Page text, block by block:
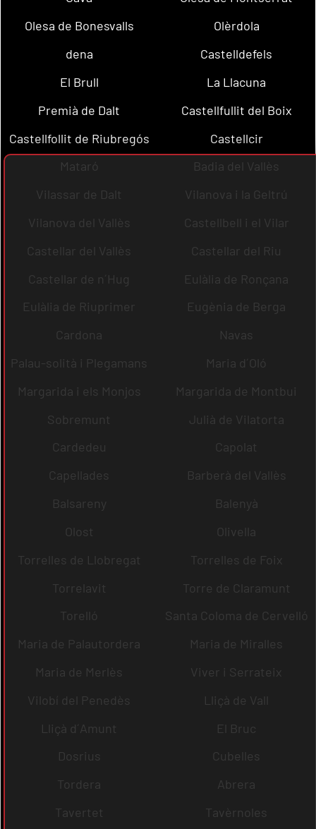
Olesa de Bonesvalls
Olèrdola
dena
Castelldefels
El Brull
La Llacuna
Premià de Dalt
Castellfullit del Boix
Castellfollit de Riubregós
Castellcir
Mataró
Badia del Vallès
Vilassar de Dalt
Vilanova i la Geltrú
Vilanova del Vallès
Castellbell i el Vilar
Castellar del Vallès
Castellar del Riu
Castellar de n´Hug
Eulàlia de Ronçana
Eulàlia de Riuprimer
Eugènia de Berga
Cardona
Navas
Palau-solità i Plegamans
Maria d´Oló
Margarida i els Monjos
Margarida de Montbui
Sobremunt
Julià de Vilatorta
Cardedeu
Capolat
Capellades
Barberà del Vallès
Balsareny
Balenyà
Olost
Olivella
Torrelles de Llobregat
Torrelles de Foix
Torrelavit
Torre de Claramunt
Torelló
Santa Coloma de Cervelló
Maria de Palautordera
Maria de Miralles
Maria de Merlès
Viver i Serrateix
Vilobí del Penedès
Lliçà de Vall
Lliçà d´Amunt
El Bruc
Dosrius
Cubelles
Tordera
Abrera
Tavertet
Tavèrnoles